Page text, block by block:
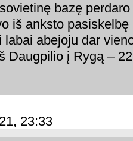
bazę
iš anksto
abejoju dar
Daugpilio į Rygą –
23:33